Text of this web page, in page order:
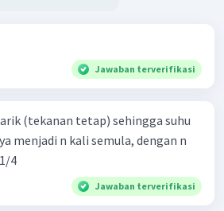
Jawaban terverifikasi
(tekanan tetap) sehingga suhu
menjadi n kali semula, dengan n
1/4
Jawaban terverifikasi